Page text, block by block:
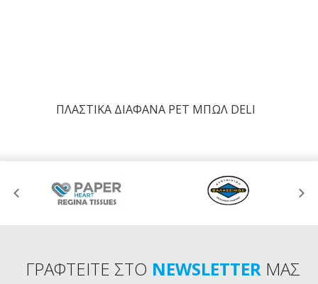
ΠΛΑΣΤΙΚΑ ΔΙΑΦΑΝΑ PET ΜΠΩΛ DELI
ΓΡΑΦΤΕΙΤΕ ΣΤΟ NEWSLETTERΜΑΣ